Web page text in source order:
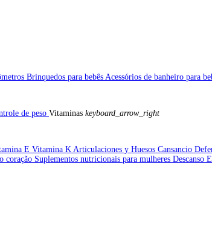
Brinquedos para bebês Acessórios de banheiro para
de peso Vitaminas keyboard_arrow_right
E Vitamina K Articulaciones y Huesos Cansancio
coração Suplementos nutricionais para mulheres Descanso